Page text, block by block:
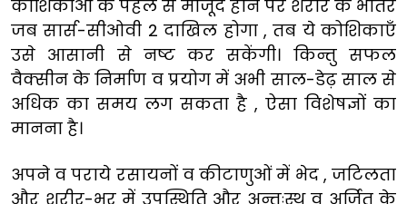
कोशिकाओं के पहले से मौजूद होने पर शरीर के भीतर
जब सार्स-सीओवी 2 दाखिल होगा , तब ये कोशिकाएँ
उसे आसानी से नष्ट कर सकेंगी। किन्तु सफल
वैक्सीन के निर्माण व प्रयोग में अभी साल-डेढ़ साल से
अधिक का समय लग सकता है , ऐसा विशेषज्ञों का
मानना है।
अपने व पराये रसायनों व कीटाणुओं में भेद , जटिलता
और शरीर-भर में उपस्थिति और अन्तःस्थ व अर्जित के